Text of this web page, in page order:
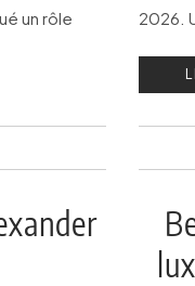
un rôle
2026.